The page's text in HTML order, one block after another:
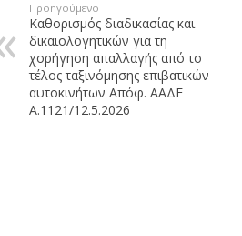
Προηγούμενο
Καθορισμός διαδικασίας και
δικαιολογητικών για τη
χορήγηση απαλλαγής από το
τέλος ταξινόμησης επιβατικών
αυτοκινήτων Απόφ. ΑΑΔΕ
Α.1121/12.5.2026